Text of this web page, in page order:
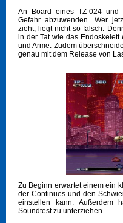
An Board eines TZ-024 und
Gefahr abzuwenden. Wer
zieht, liegt nicht so falsch.
in der Tat wie das Endoskelett
und Arme. Zudem
genau mit dem Release von
Zu Beginn erwartet einem ein
der Continues und den
einstellen kann. Außerdem
Soundtest zu unterziehen.